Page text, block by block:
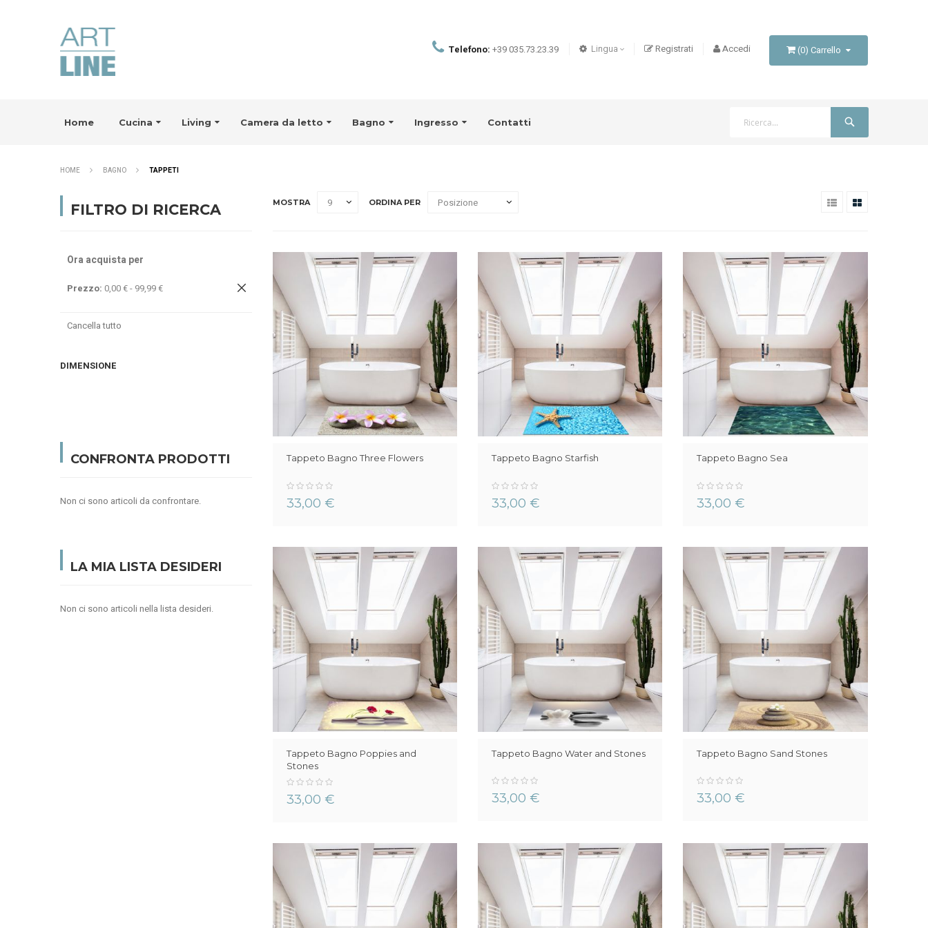
(0) Carrello
Lingua Registrati Accedi
Telefono: +39 035.73.23.39
Home Cucina Living Camera da letto Bagno Ingresso Contatti
HOME BAGNO TAPPETI
MOSTRA ORDINA PER
Tappeto Bagno Three Flowers
0%
33,00 €
Tappeto Bagno Starfish
0%
33,00 €
Tappeto Bagno Sea
0%
33,00 €
Tappeto Bagno Poppies and
Stones
0%
33,00 €
Tappeto Bagno Water and Stones
0%
33,00 €
Tappeto Bagno Sand Stones
0%
33,00 €
FILTRO DI RICERCA
Ora acquista per
Prezzo 0,00 € - 99,99 €
Rimuovi
articolo
Cancella tutto
DIMENSIONE
CONFRONTA PRODOTTI
Non ci sono articoli da confrontare.
LA MIA LISTA DESIDERI
Non ci sono articoli nella lista desideri.